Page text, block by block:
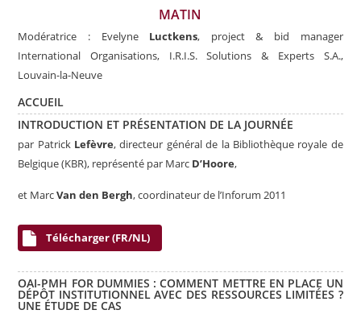
MATIN
Modératrice : EvelyneLuctkens, project & bid manager
International Organisations, I.R.I.S. Solutions & Experts S.A.,
Louvain-la-Neuve
ACCUEIL
INTRODUCTION ET PRÉSENTATION DE LA JOURNÉE
par Patrick Lefèvre, directeur général de la Bibliothèque royale de
Belgique (KBR), représenté par Marc D’Hoore,
et MarcVan den Bergh, coordinateur de l’Inforum 2011
Télécharger (FR/NL)
OAI-PMH FOR DUMMIES : COMMENT METTRE EN PLACE UN
DÉPÔT INSTITUTIONNEL AVEC DES RESSOURCES LIMITÉES ?
UNE ÉTUDE DE CAS